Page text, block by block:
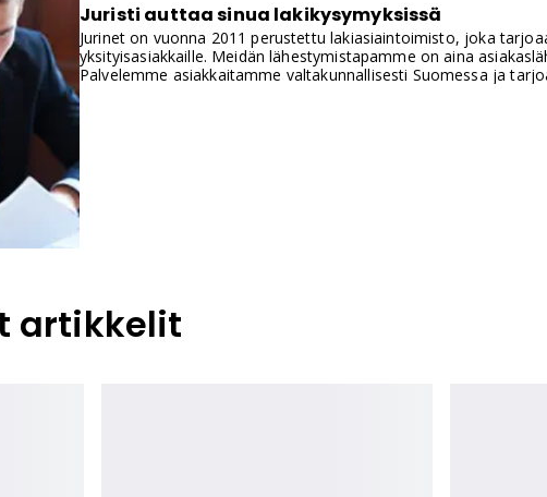
Juristi auttaa sinua lakikysymyksissä
Jurinet on vuonna 2011 perustettu lakiasiaintoimisto, joka
yksityisasiakkaille. Meidän lähestymistapamme on aina
Palvelemme asiakkaitamme valtakunnallisesti Suomessa ja
artikkelit